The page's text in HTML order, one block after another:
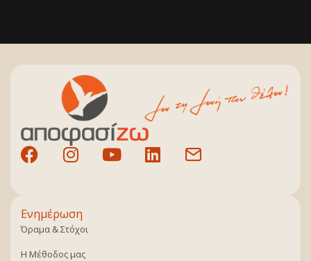
Ενημέρωση
Όραμα & Στόχοι
Η Μέθοδος μας